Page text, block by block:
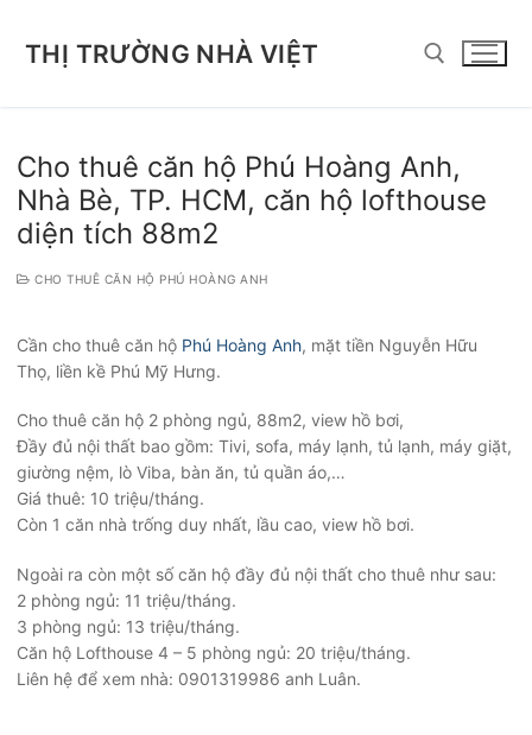
THỊ TRƯỜNG NHÀ VIỆT
Cho thuê căn hộ Phú Hoàng Anh,
Nhà Bè, TP. HCM, căn hộ lofthouse
diện tích 88m2
CHO THUÊ CĂN HỘ PHÚ HOÀNG ANH
Cần cho thuê căn hộ Phú Hoàng Anh, mặt tiền Nguyễn Hữu
Thọ, liền kề Phú Mỹ Hưng.
Cho thuê căn hộ 2 phòng ngủ, 88m2, view hồ bơi,
Đầy đủ nội thất bao gồm: Tivi, sofa, máy lạnh, tủ lạnh, máy giặt,
giường nệm, lò Viba, bàn ăn, tủ quần áo,…
Giá thuê: 10 triệu/tháng.
Còn 1 căn nhà trống duy nhất, lầu cao, view hồ bơi.
Ngoài ra còn một số căn hộ đầy đủ nội thất cho thuê như sau:
2 phòng ngủ: 11 triệu/tháng.
3 phòng ngủ: 13 triệu/tháng.
Căn hộ Lofthouse 4 – 5 phòng ngủ: 20 triệu/tháng.
Liên hệ để xem nhà: 0901319986 anh Luân.